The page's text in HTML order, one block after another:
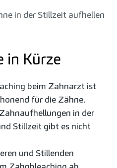
in der Stillzeit aufhellen
in Kürze
beim Zahnarzt ist
für die Zähne.
in der
Stillzeit gibt es nicht
und Stillenden